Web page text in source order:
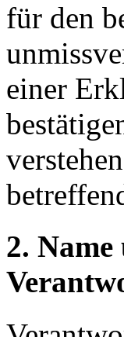
für den
einer
2.